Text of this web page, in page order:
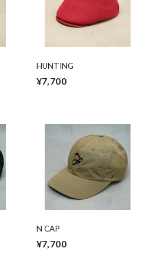
HUNTING
¥7,700
N CAP
¥7,700